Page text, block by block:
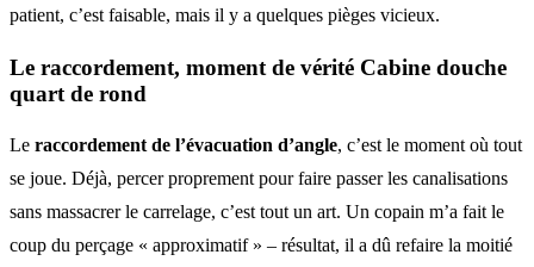
patient, c’est faisable, mais il y a quelques pièges vicieux.
Le raccordement, moment de vérité Cabine douche
quart de rond
Le raccordement de l’évacuation d’angle, c’est le moment où tout
se joue. Déjà, percer proprement pour faire passer les canalisations
sans massacrer le carrelage, c’est tout un art. Un copain m’a fait le
coup du perçage « approximatif » – résultat, il a dû refaire la moitié